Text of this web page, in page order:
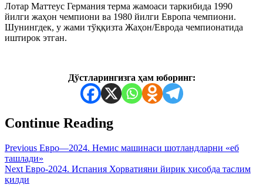
Лотар Маттеус Германия терма жамоаси таркибида 1990
йилги жаҳон чемпиони ва 1980 йилги Европа чемпиони.
Шунингдек, у жами тўққизта Жаҳон/Еврода чемпионатида
иштирок этган.
Дўстларингизга ҳам юборинг:
Continue Reading
Previous Евро—2024. Немис машинаси шотландларни «еб
ташлади»
Next Евро-2024. Испания Хорватияни йирик ҳисобда таслим
қилди